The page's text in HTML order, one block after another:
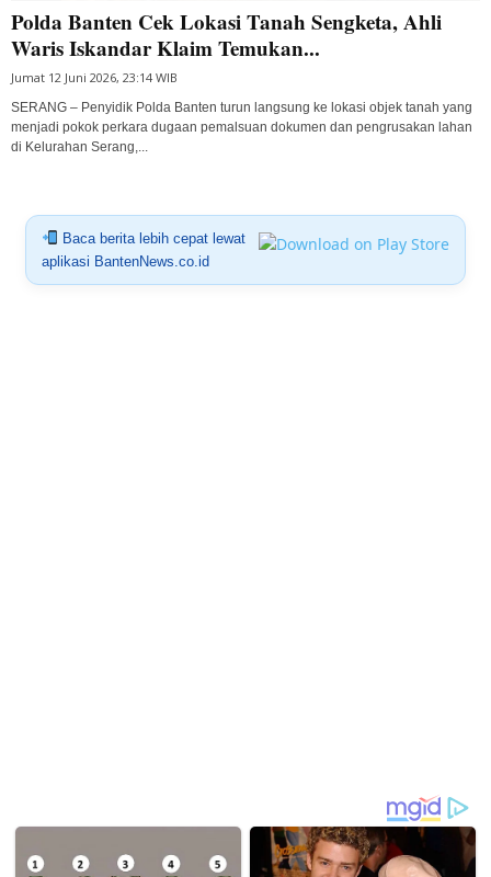
Polda Banten Cek Lokasi Tanah Sengketa, Ahli
Waris Iskandar Klaim Temukan...
Jumat 12 Juni 2026, 23:14 WIB
SERANG – Penyidik Polda Banten turun langsung ke lokasi objek tanah yang
menjadi pokok perkara dugaan pemalsuan dokumen dan pengrusakan lahan
di Kelurahan Serang,...
Baca berita lebih cepat lewat
aplikasi BantenNews.co.id